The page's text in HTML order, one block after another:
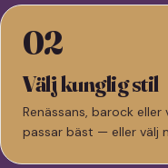
02
Välj kunglig stil
Renässans, barock
passar bäst — eller välj